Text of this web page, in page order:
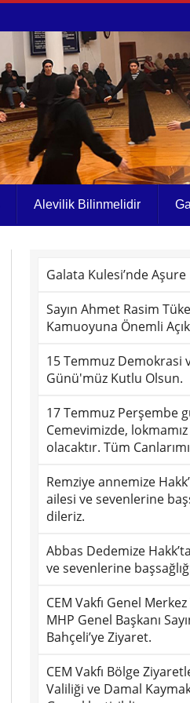
Alevilik Bilinmelidir
Galata Kulesi’nde
Sayın Ahmet Rasim
Kamuoyuna Önemli
15 Temmuz Demokrasi
Günü'müz Kutlu Olsun.
17 Temmuz Perşembe
Cemevimizde,
olacaktır. Tüm
Remziye annemize
ailesi ve sevenlerine
dileriz.
Abbas Dedemize
ve sevenlerine
CEM Vakfı Genel
MHP Genel Başkanı
Bahçeli’ye Ziyaret.
CEM Vakfı Bölge
Valiliği ve Damal